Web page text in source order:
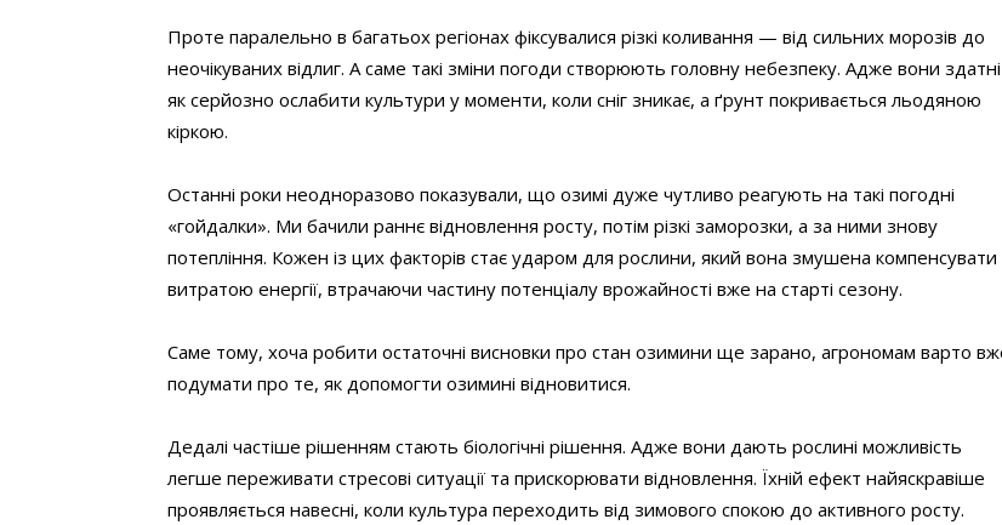
Проте паралельно в багатьох регіонах фіксувалися різкі коливання — від сильних морозів до
неочікуваних відлиг. А саме такі зміни погоди створюють головну небезпеку. Адже вони здатні
як серйозно ослабити культури у моменти, коли сніг зникає, а ґрунт покривається льодяною
кіркою.
Останні роки неодноразово показували, що озимі дуже чутливо реагують на такі погодні
«гойдалки». Ми бачили раннє відновлення росту, потім різкі заморозки, а за ними знову
потепління. Кожен із цих факторів стає ударом для рослини, який вона змушена компенсувати
витратою енергії, втрачаючи частину потенціалу врожайності вже на старті сезону.
Саме тому, хоча робити остаточні висновки про стан озимини ще зарано, агрономам варто
подумати про те, як допомогти озимині відновитися.
Дедалі частіше рішенням стають біологічні рішення. Адже вони дають рослині можливість
легше переживати стресові ситуації та прискорювати відновлення. Їхній ефект найяскравіше
проявляється навесні, коли культура переходить від зимового спокою до активного росту.